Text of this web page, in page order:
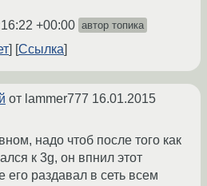
+00:00 автор топика
Ссылка
от lammer777 16.01.2015
надо чтоб после того как
к 3g, он впнил этот
его раздавал в сеть всем